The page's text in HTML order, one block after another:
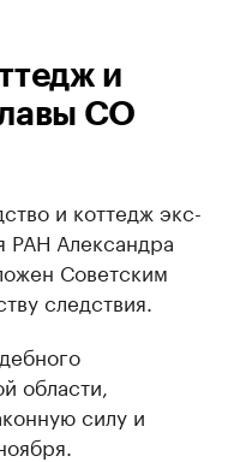
и
СО
и коттедж экс-
РАН Александра
Советским
следствия.
области,
силу и